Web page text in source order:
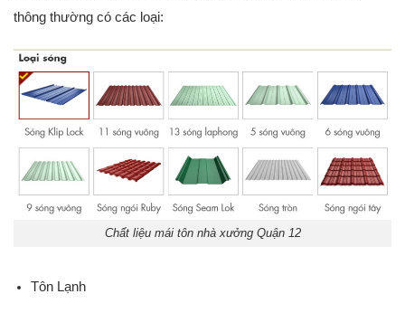
thông thường có các loại:
Chất liệu mái tôn nhà xưởng Quận 12
Tôn Lạnh